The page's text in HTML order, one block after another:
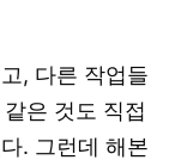
, 다른 작업들
은 것도 직접
. 그런데 해본